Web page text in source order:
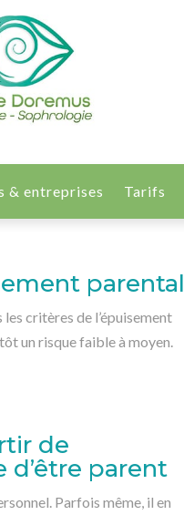
& entreprises Tarifs
parental
critères de l’épuisement
un risque faible à moyen.
de
d’être parent
Parfois même, il en